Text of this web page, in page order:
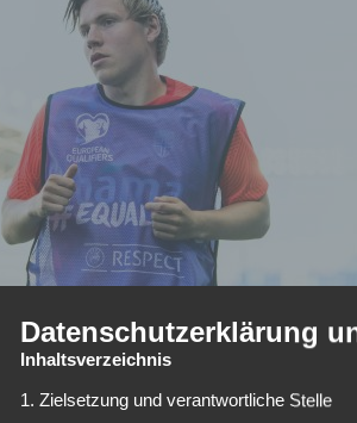
Datenschutzerklärung
Inhaltsverzeichnis
1. Zielsetzung und verantwortliche Stelle